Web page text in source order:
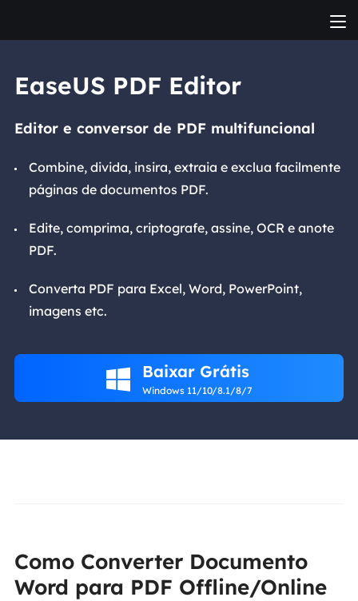
EaseUS PDF Editor
Editor e conversor de PDF multifuncional
Combine, divida, insira, extraia e exclua facilmente
páginas de documentos PDF.
Edite, comprima, criptografe, assine, OCR e anote
PDF.
Converta PDF para Excel, Word, PowerPoint,
imagens etc.
 Baixar Grátis
Windows 11/10/8.1/8/7
Como Converter Documento
Word para PDF Offline/Online